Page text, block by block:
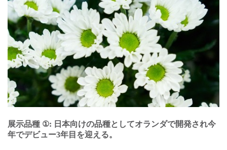
展⽰品種 ①: ⽇本向けの品種としてオランダで開発され今
年でデビュー3年⽬を迎える。